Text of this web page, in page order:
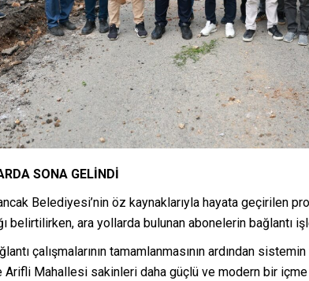
SONA GELİNDİ
Belediyesi’nin öz kaynaklarıyla hayata geçirilen
belirtilirken, ara yollarda bulunan abonelerin bağlantı
çalışmalarının tamamlanmasının ardından
Mahallesi sakinleri daha güçlü ve modern bir içme